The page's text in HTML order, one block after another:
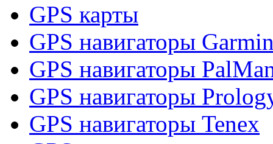
GPS карты
GPS навигаторы
GPS навигаторы
GPS навигаторы
GPS навигаторы Tenex